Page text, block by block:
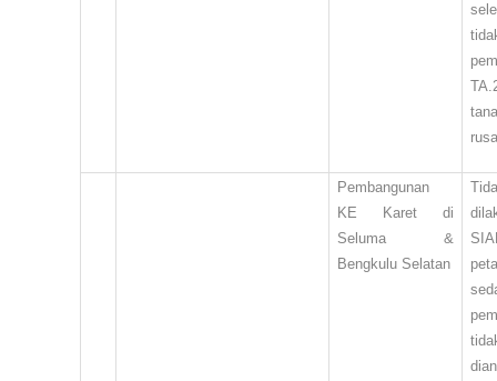
Pembangunan
KE Karet di
Seluma &
Bengkulu Selatan